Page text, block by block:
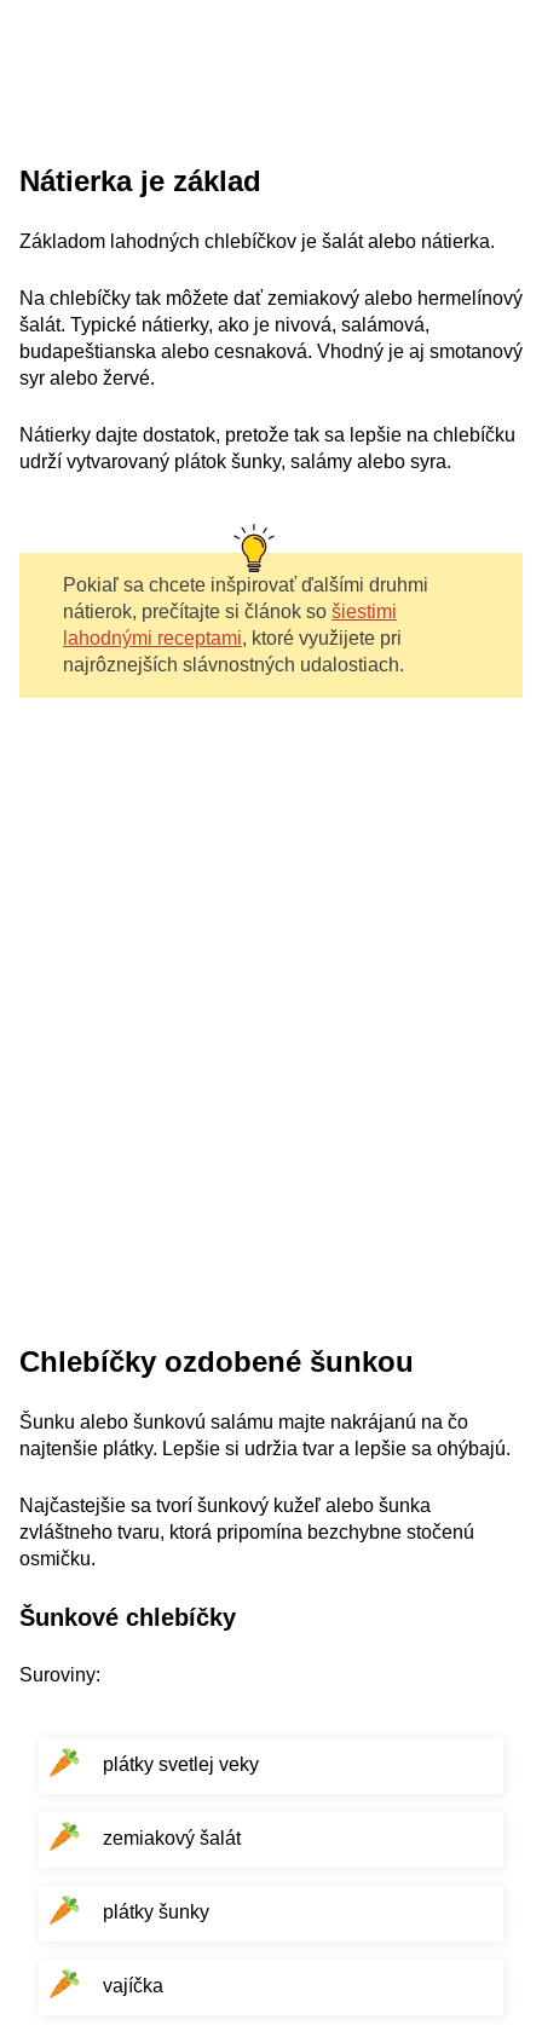
Nátierka je základ
Základom lahodných chlebíčkov je šalát alebo nátierka.
Na chlebíčky tak môžete dať zemiakový alebo hermelínový
šalát. Typické nátierky, ako je nivová, salámová,
budapeštianska alebo cesnaková. Vhodný je aj smotanový
syr alebo žervé.
Nátierky dajte dostatok, pretože tak sa lepšie na chlebíčku
udrží vytvarovaný plátok šunky, salámy alebo syra.
Pokiaľ sa chcete inšpirovať ďalšími druhmi
nátierok, prečítajte si článok so šiestimi
lahodnými receptami, ktoré využijete pri
najrôznejších slávnostných udalostiach.
Chlebíčky ozdobené šunkou
Šunku alebo šunkovú salámu majte nakrájanú na čo
najtenšie plátky. Lepšie si udržia tvar a lepšie sa ohýbajú.
Najčastejšie sa tvorí šunkový kužeľ alebo šunka
zvláštneho tvaru, ktorá pripomína bezchybne stočenú
osmičku.
Šunkové chlebíčky
Suroviny:
plátky svetlej veky
zemiakový šalát
plátky šunky
vajíčka